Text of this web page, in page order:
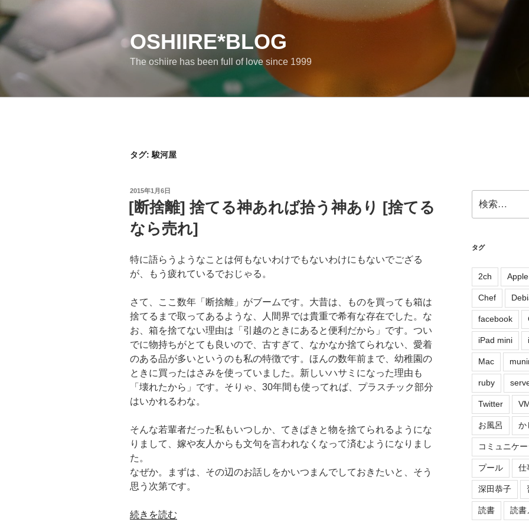
コ
ン
テ
ン
ス
OSHIIRE*BLOG
The oshiire has been full of love since 1999
タグ: 駿河屋
投
稿
日:
2015年1月6日
[断捨離] 捨てる神あれば拾う神あり [捨てる
なら売れ]
特に語らうようなことは何もないわけでもないわけにもないでござる
が、もう疲れているでおじゃる。
さて、ここ数年「断捨離」がブームです。大昔は、ものを買っても箱は
捨てるまで取ってあるような、人間界では貴重で希有な存在でした。な
お、箱を捨てない理由は「引越のときにあると便利だから」です。つい
でに物持ちがとても良いので、古すぎて、なかなか捨てられない、愛着
のある品が多いというのも私の特徴です。ほんの数年前まで、幼稚園の
ときに買ったはさみを使っていました。新しいハサミになった理由も
「壊れたから」です。そりゃ、30年間も使ってれば、プラスチック部分
はいかれるわな。
そんな若輩者だった私もいつしか、てきぱきと物を捨てられるようにな
りまして、嫁や友人からも文句を言われなくなって済むようになりまし
た。
なぜか。まずは、その辺のお話しをかいつまんでしておきたいと、そう
思う次第です。
“[断
続きを読む
索:
タグ
2ch Apple
Chef
facebook
iPad mini
Mac
ruby
Twitter
お風呂 か
コミュニケ
プール 仕
深田恭子
読書 読書